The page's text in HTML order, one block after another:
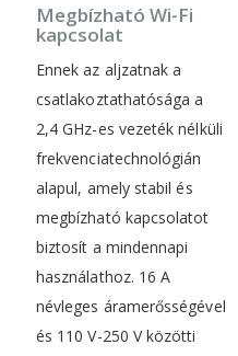
Megbízható Wi-Fi
kapcsolat
Ennek az aljzatnak a
csatlakoztathatósága a
2,4 GHz-es vezeték nélküli
frekvenciatechnológián
alapul, amely stabil és
megbízható kapcsolatot
biztosít a mindennapi
használathoz. 16 A
névleges áramerősségével
és 110 V-250 V közötti